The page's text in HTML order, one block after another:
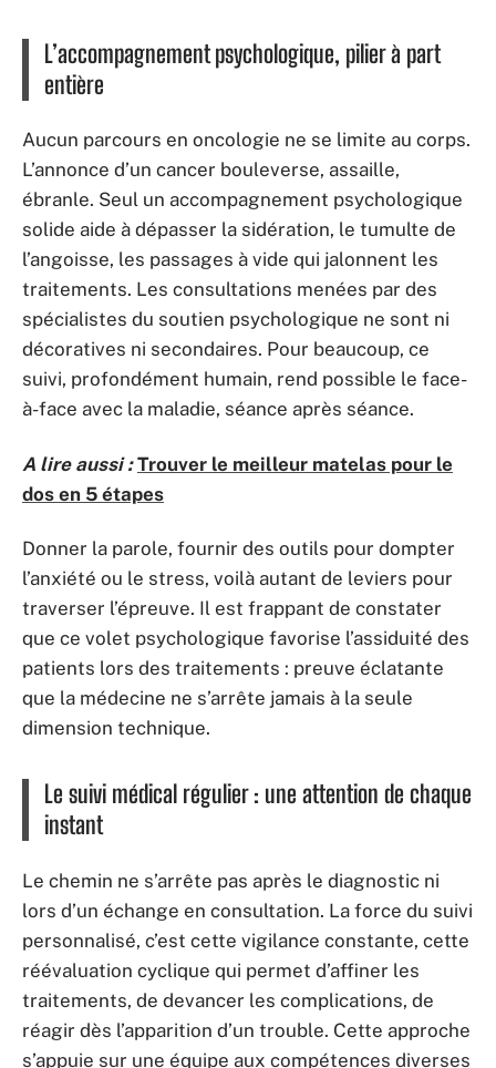
L’accompagnement psychologique, pilier à part
entière
Aucun parcours en oncologie ne se limite au corps.
L’annonce d’un cancer bouleverse, assaille,
ébranle. Seul un accompagnement psychologique
solide aide à dépasser la sidération, le tumulte de
l’angoisse, les passages à vide qui jalonnent les
traitements. Les consultations menées par des
spécialistes du soutien psychologique ne sont ni
décoratives ni secondaires. Pour beaucoup, ce
suivi, profondément humain, rend possible le face-
à-face avec la maladie, séance après séance.
A lire aussi : Trouver le meilleur matelas pour le
dos en 5 étapes
Donner la parole, fournir des outils pour dompter
l’anxiété ou le stress, voilà autant de leviers pour
traverser l’épreuve. Il est frappant de constater
que ce volet psychologique favorise l’assiduité des
patients lors des traitements : preuve éclatante
que la médecine ne s’arrête jamais à la seule
dimension technique.
Le suivi médical régulier : une attention de chaque
instant
Le chemin ne s’arrête pas après le diagnostic ni
lors d’un échange en consultation. La force du suivi
personnalisé, c’est cette vigilance constante, cette
réévaluation cyclique qui permet d’affiner les
traitements, de devancer les complications, de
réagir dès l’apparition d’un trouble. Cette approche
s’appuie sur une équipe aux compétences diverses